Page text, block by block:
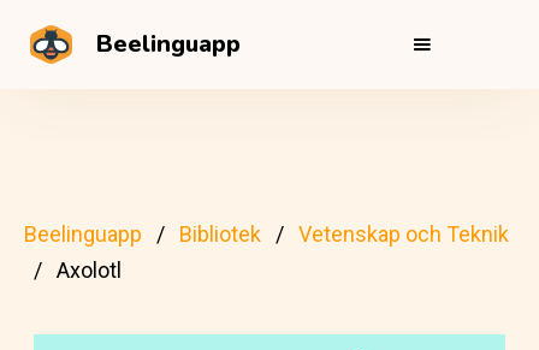
Beelinguapp
Beelinguapp Bibliotek
Vetenskap och Teknik
Axolotl